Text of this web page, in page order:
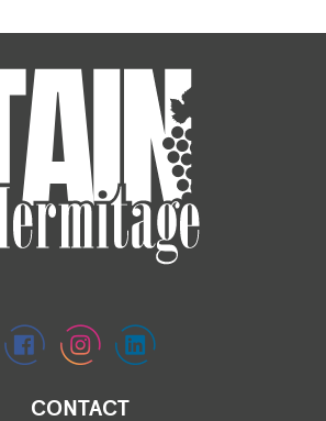
CONTACT